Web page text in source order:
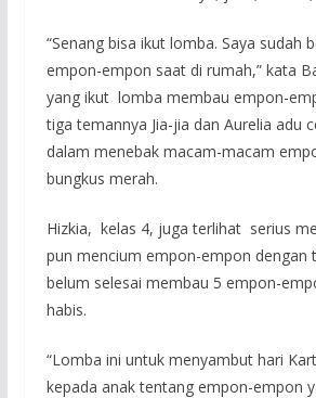
“Senang bisa ikut lomba. Saya sudah
empon-empon saat di rumah,” kata
yang ikut lomba membau empon-
tiga temannya Jia-jia dan Aurelia adu
dalam menebak macam-macam
bungkus merah.
Hizkia, kelas 4, juga terlihat serius
pun mencium empon-empon dengan
belum selesai membau 5 empon-
habis.
“Lomba ini untuk menyambut hari
kepada anak tentang empon-empon